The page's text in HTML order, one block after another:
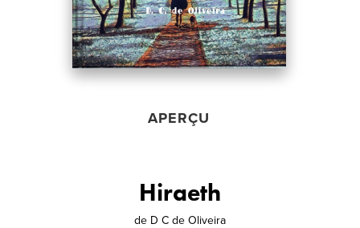
APERÇU
Hiraeth
de D C de Oliveira